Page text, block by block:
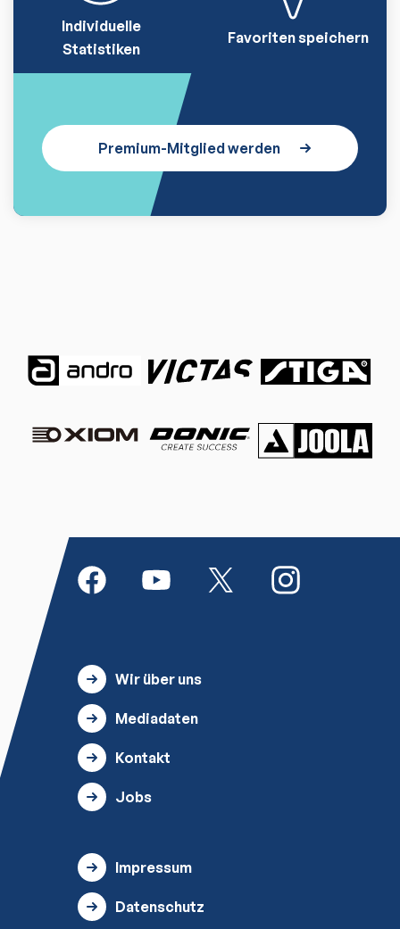
Premium-Mitglied werden
Individuelle
Statistiken
Favoriten speichern
Wir über uns
Mediadaten
Kontakt
Jobs
Impressum
Datenschutz